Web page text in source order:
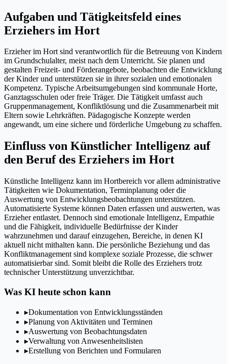
Aufgaben und Tätigkeitsfeld eines
Erziehers im Hort
Erzieher im Hort sind verantwortlich für die Betreuung von Kindern
im Grundschulalter, meist nach dem Unterricht. Sie planen und
gestalten Freizeit- und Förderangebote, beobachten die Entwicklung
der Kinder und unterstützen sie in ihrer sozialen und emotionalen
Kompetenz. Typische Arbeitsumgebungen sind kommunale Horte,
Ganztagsschulen oder freie Träger. Die Tätigkeit umfasst auch
Gruppenmanagement, Konfliktlösung und die Zusammenarbeit mit
Eltern sowie Lehrkräften. Pädagogische Konzepte werden
angewandt, um eine sichere und förderliche Umgebung zu schaffen.
Einfluss von Künstlicher Intelligenz auf
den Beruf des Erziehers im Hort
Künstliche Intelligenz kann im Hortbereich vor allem administrative
Tätigkeiten wie Dokumentation, Terminplanung oder die
Auswertung von Entwicklungsbeobachtungen unterstützen.
Automatisierte Systeme können Daten erfassen und auswerten, was
Erzieher entlastet. Dennoch sind emotionale Intelligenz, Empathie
und die Fähigkeit, individuelle Bedürfnisse der Kinder
wahrzunehmen und darauf einzugehen, Bereiche, in denen KI
aktuell nicht mithalten kann. Die persönliche Beziehung und das
Konfliktmanagement sind komplexe soziale Prozesse, die schwer
automatisierbar sind. Somit bleibt die Rolle des Erziehers trotz
technischer Unterstützung unverzichtbar.
Was KI heute schon kann
▸Dokumentation von Entwicklungsständen
▸Planung von Aktivitäten und Terminen
▸Auswertung von Beobachtungsdaten
▸Verwaltung von Anwesenheitslisten
▸Erstellung von Berichten und Formularen